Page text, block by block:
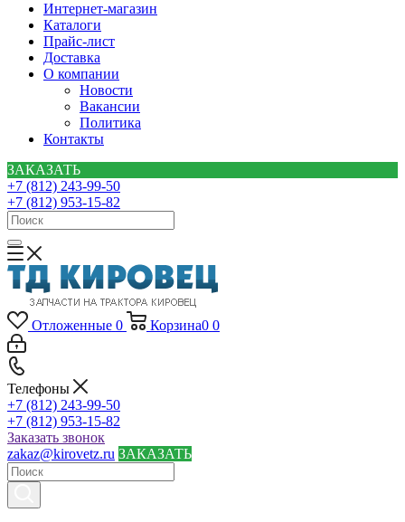
Интернет-магазин
Каталоги
Прайс-лист
Доставка
О компании
Новости
Вакансии
Политика
Контакты
ЗАКАЗАТЬ
+7 (812) 243-99-50
+7 (812) 953-15-82
Отложенные 0 Корзина0 0
Телефоны
+7 (812) 243-99-50
+7 (812) 953-15-82
Заказать звонок
zakaz@kirovetz.ru ЗАКАЗАТЬ